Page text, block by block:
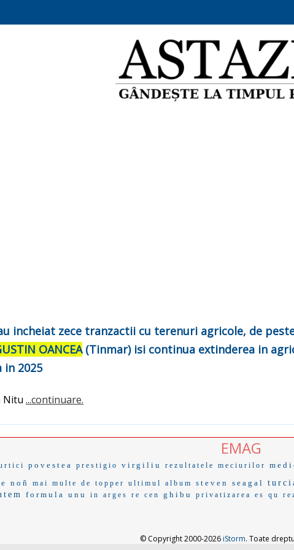
incheiat zece tranzactii cu terenuri agricole, de
OANCEA(Tinmar) isi continua extinderea in
2025
Nitu ...continuare.
EMAG
povestea prestigio virgiliu rezultatele meciurilor
noñ mai multe de topper ultimul album steven seagal
formula unu in arges re cen ghibu privatizarea es qu
© Copyright 2000-2026iStorm. Toate